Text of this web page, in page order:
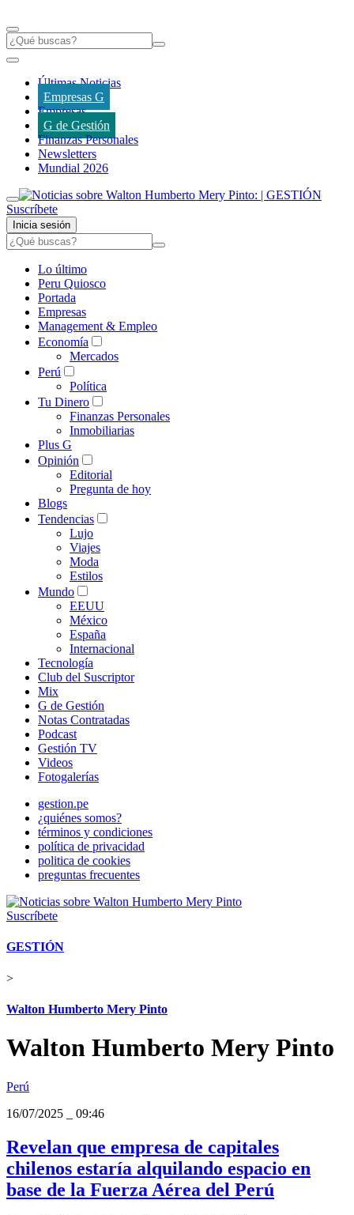
Últimas Noticias
Empresas G
Empresas
G de Gestión
Finanzas Personales
Newsletters
Mundial 2026
Suscríbete
Inicia sesión
Lo último
Peru Quiosco
Portada
Empresas
Management & Empleo
Economía
Mercados
Perú
Política
Tu Dinero
Finanzas Personales
Inmobiliarias
Plus G
Opinión
Editorial
Pregunta de hoy
Blogs
Tendencias
Lujo
Viajes
Moda
Estilos
Mundo
EEUU
México
España
Internacional
Tecnología
Club del Suscriptor
Mix
G de Gestión
Notas Contratadas
Podcast
Gestión TV
Videos
Fotogalerías
gestion.pe
¿quiénes somos?
términos y condiciones
política de privacidad
politica de cookies
preguntas frecuentes
Suscríbete
GESTIÓN
>
Walton Humberto Mery Pinto
Walton Humberto Mery Pinto
Perú
16/07/2025
09:46
Revelan que empresa de capitales
chilenos estaría alquilando espacio en
base de la Fuerza Aérea del Perú